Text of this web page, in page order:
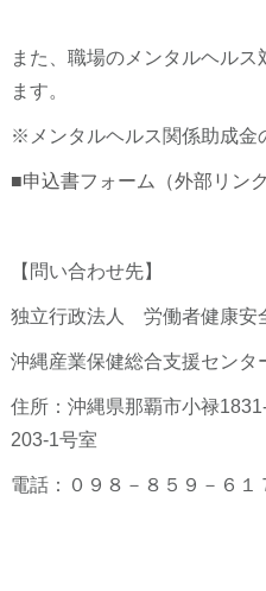
また、職場のメンタルヘル
ます。
※メンタルヘルス関係助成金
■申込書フォーム（外部リンク
【問い合わせ先】
独立行政法人 労働者健康安
沖縄産業保健総合支援センタ
住所：沖縄県那覇市小禄
203-1号室
電話：０９８－８５９－６１